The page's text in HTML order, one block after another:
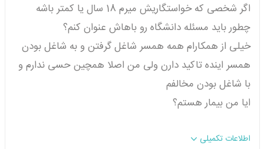
اگر شخصی که خواستگاریش میرم 18 سال یا کمتر باشه
چطور باید مسئله دانشگاه رو باهاش عنوان کنم؟
خیلی از همکارام همه همسر شاغل گرفتن و به شاغل بودن
همسر اینده تاکید دارن ولی من اصلا همچین حسی ندارم و
با شاغل بودن مخالفم
ایا من بیمار هستم؟
اطلاعات تکمیلی